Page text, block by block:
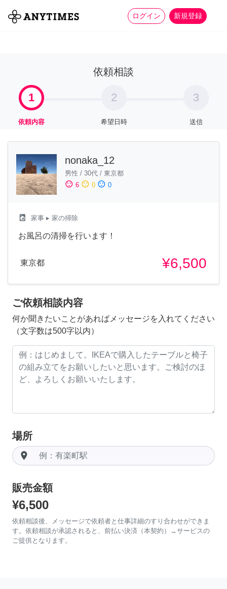
ログイン 新規登録
全て 家事 more_horiz
依頼相談
1
依頼内容
2
希望日時
3
送信
nonaka_12
男性 / 30代 / 東京都
sentiment_satisfied 6 sentiment_neutral 0 sentiment_dissatisfied 0
local_laundry_service 家事 ▸ 家の掃除
お風呂の清掃を行います！
東京都 ¥6,500
ご依頼相談内容
何か聞きたいことがあればメッセージを入れてください
（文字数は500字以内）
場所
room
販売金額
¥6,500
依頼相談後、メッセージで依頼者と仕事詳細のすり合わせができま
す。依頼相談が承認されると、前払い決済（本契約）→サービスの
ご提供となります。